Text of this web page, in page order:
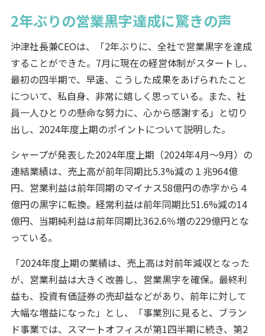
2年ぶりの営業黒字達成に驚きの声
沖津社長兼CEOは、「2年ぶりに、全社で営業黒字を達成
することができた。7月に現在の経営体制がスタートし、
最初の四半期で、早速、こうした成果をあげられたこと
について、私自身、非常に嬉しく思っている。また、社
員一人ひとりの懸命な努力に、心から感謝する」と切り
出し、2024年度上期のポイントについて説明した。
シャープが発表した2024年度上期（2024年4月～9月）の
連結業績は、売上高が前年同期比5.3%減の１兆964億
円、営業利益は前年同期のマイナス58億円の赤字から４
億円の黒字に転換。経常利益は前年同期比51.6%減の14
億円、当期純利益は前年同期比362.6％増の229億円とな
っている。
「2024年度上期の業績は、売上高は対前年減収となった
が、営業利益は大きく改善し、営業黒字を確保。最終利
益も、投資有価証券の売却益などがあり、前年に対して
大幅な増益になった」とし、「事業別に見ると、ブラン
ド事業では、スマートオフィスが第1四半期に続き、第2